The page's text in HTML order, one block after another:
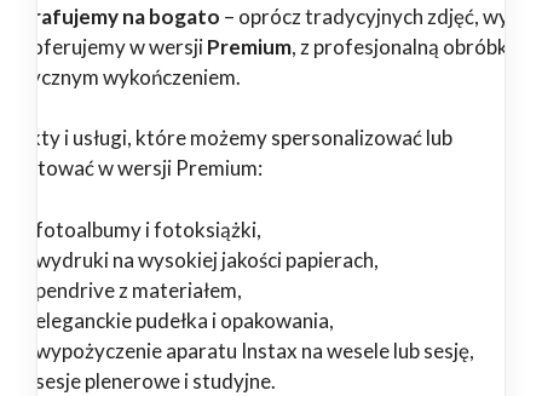
na bogato – oprócz tradycyjnych zdjęć,
oferujemy w wersjiPremium, z profesjonalną obróbką i
wykończeniem.
i usługi, które możemy spersonalizować lub
w wersji Premium:
fotoalbumy i fotoksiążki,
wydruki na wysokiej jakości papierach,
pendrive z materiałem,
eleganckie pudełka i opakowania,
wypożyczenie aparatu Instax na wesele lub sesję,
sesje plenerowe i studyjne.